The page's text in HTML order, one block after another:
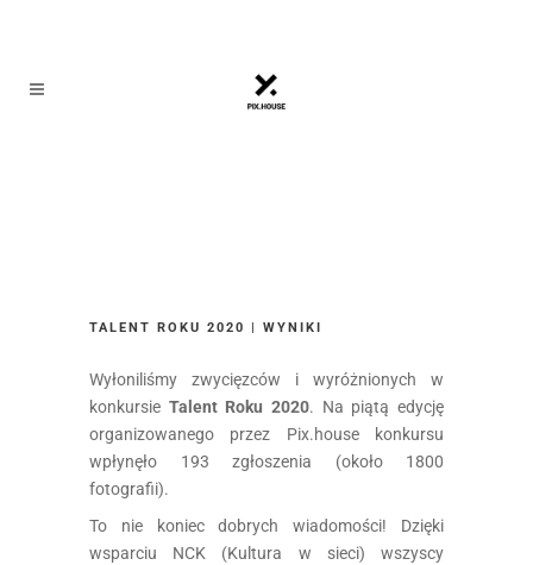
TALENT ROKU 2020 | WYNIKI
Wyłoniliśmy zwycięzców i wyróżnionych w
konkursie Talent Roku 2020. Na piątą edycję
organizowanego przez Pix.house konkursu
wpłynęło 193 zgłoszenia (około 1800
fotografii).
To nie koniec dobrych wiadomości! Dzięki
wsparciu NCK (Kultura w sieci) wszyscy